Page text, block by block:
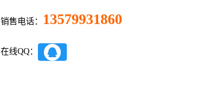
销售电话： 13579931860
在线QQ：